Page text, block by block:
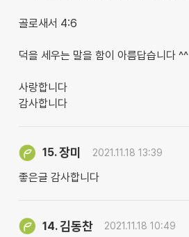
골로새서 4:6
덕을 세우는 말을 함이 아름답습니다 ^^
사랑합니다
감사합니다
15.장미 2021.11.18 13:39
좋은글 감사합니다
14.김동찬 2021.11.18 10:49